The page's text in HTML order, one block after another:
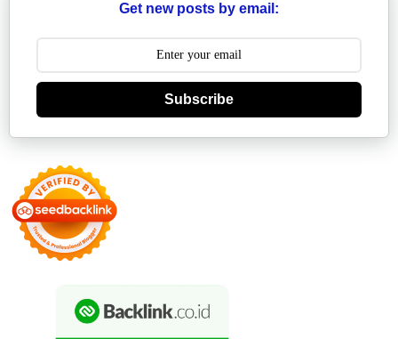
Get new posts by email:
Subscribe